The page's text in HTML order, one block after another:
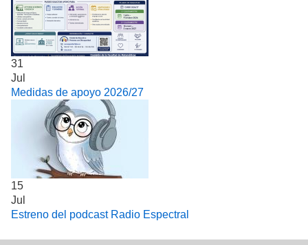
31
Jul
Medidas de apoyo 2026/27
15
Jul
Estreno del podcast Radio Espectral